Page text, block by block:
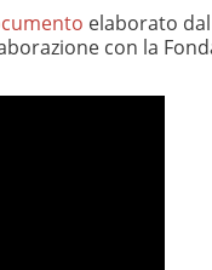
elaborato
con la